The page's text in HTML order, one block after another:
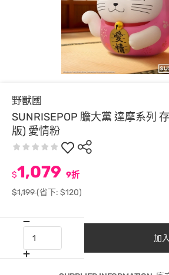
野獸國
SUNRISEPOP 膽大黨 達摩系列
版) 愛情粉
$1,079 9折
$1,199(省下: $120)
加